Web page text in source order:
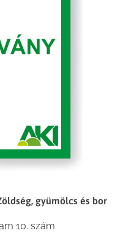
gyümölcs és bor
10. szám